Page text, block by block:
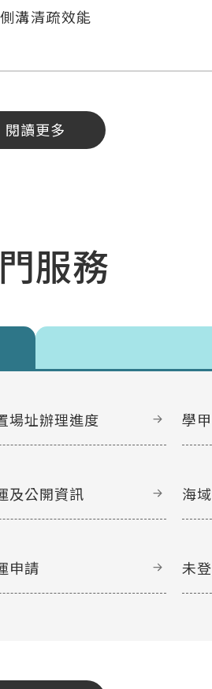
溝清疏效能
閱讀更多
服務
場址辦理進度 學
及公開資訊 海
申請 未